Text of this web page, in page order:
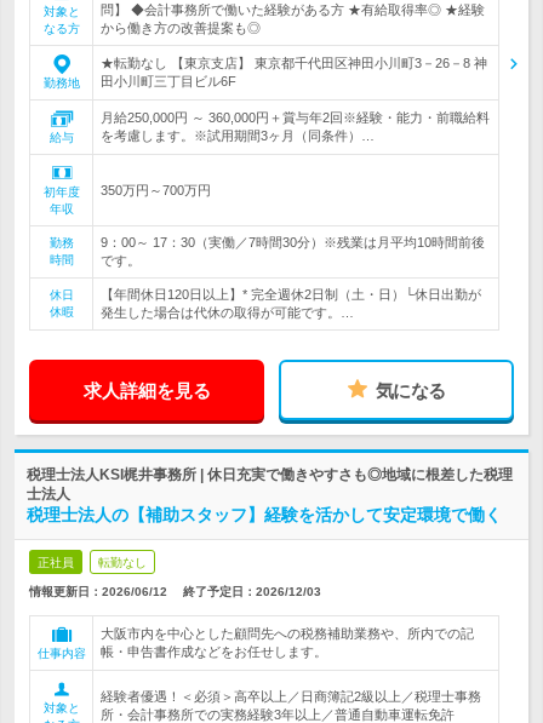
対象と
なる方
問】 ◆会計事務所で働いた経験がある方 ★有給取得率◎ ★経験
から働き方の改善提案も◎
勤務地
★転勤なし 【東京支店】 東京都千代田区神田小川町3－26－8 神
田小川町三丁目ビル6F
給与
月給250,000円 ～ 360,000円＋賞与年2回※経験・能力・前職給料
を考慮します。※試用期間3ヶ月（同条件）…
初年度
年収
350万円～700万円
勤務
時間
9：00～ 17：30（実働／7時間30分）※残業は月平均10時間前後
です。
休日
休暇
【年間休日120日以上】* 完全週休2日制（土・日）└休日出勤が
発生した場合は代休の取得が可能です。…
求人詳細を見る 気になる
税理士法人KSI梶井事務所 | 休日充実で働きやすさも◎地域に根差した税理
士法人
税理士法人の【補助スタッフ】経験を活かして安定環境で働く
正社員 転勤なし
情報更新日：2026/06/12 終了予定日： 2026/12/03
仕事内容
大阪市内を中心とした顧問先への税務補助業務や、所内での記
帳・申告書作成などをお任せします。
対象と
経験者優遇！＜必須＞高卒以上／日商簿記2級以上／税理士事務
所・会計事務所での実務経験3年以上／普通自動車運転免許